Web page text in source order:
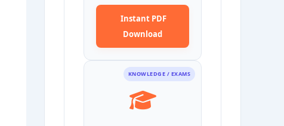
Instant PDF
Download
KNOWLEDGE / EXAMS